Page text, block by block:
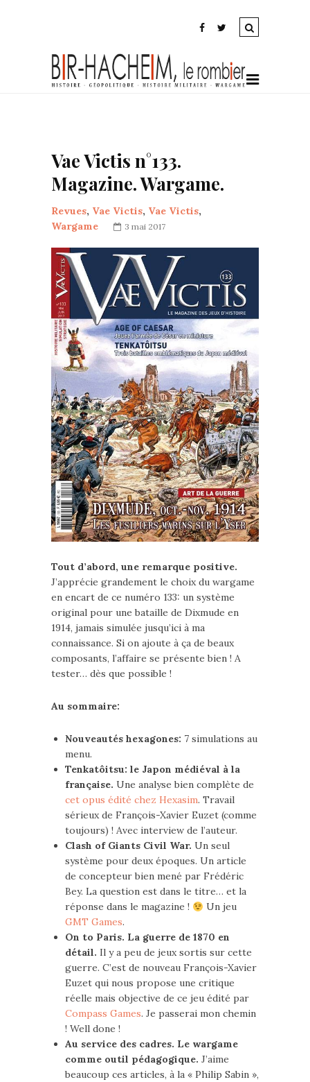
Vae Victis n°133.
Magazine. Wargame.
Revues, Vae Victis, Vae Victis,
Wargame
3 mai 2017
Tout d’abord, une remarque positive.
J’apprécie grandement le choix du wargame
en encart de ce numéro 133: un système
original pour une bataille de Dixmude en
1914, jamais simulée jusqu’ici à ma
connaissance. Si on ajoute à ça de beaux
composants, l’affaire se présente bien ! A
tester… dès que possible !
Au sommaire:
Nouveautés hexagones: 7 simulations au
menu.
Tenkatôitsu: le Japon médiéval à la
française. Une analyse bien complète de
cet opus édité chez Hexasim. Travail
sérieux de François-Xavier Euzet (comme
toujours) ! Avec interview de l’auteur.
Clash of Giants Civil War. Un seul
système pour deux époques. Un article
de concepteur bien mené par Frédéric
Bey. La question est dans le titre… et la
réponse dans le magazine !
Un jeu
GMT Games.
On to Paris. La guerre de 1870 en
détail. Il y a peu de jeux sortis sur cette
guerre. C’est de nouveau François-Xavier
Euzet qui nous propose une critique
réelle mais objective de ce jeu édité par
Compass Games. Je passerai mon chemin
! Well done !
Au service des cadres. Le wargame
comme outil pédagogique. J’aime
beaucoup ces articles, à la « Philip Sabin »,